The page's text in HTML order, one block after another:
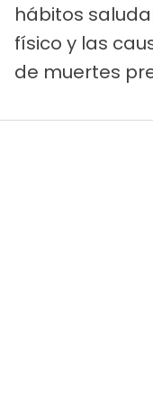
hábitos
físico y las
de muertes